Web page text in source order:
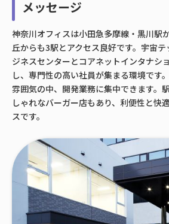
メッセージ
神奈川オフィスは小田急多摩線・黒川駅
丘からも3駅とアクセス良好です。宇宙
ジネスセンターとコアネットインタナシ
し、専門性の高い社員が集まる環境です
雰囲気の中、開発業務に集中できます。
しゃれなバーガー店もあり、利便性と快
スです。